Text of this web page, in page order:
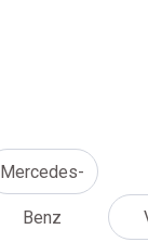
Mercedes-
Benz